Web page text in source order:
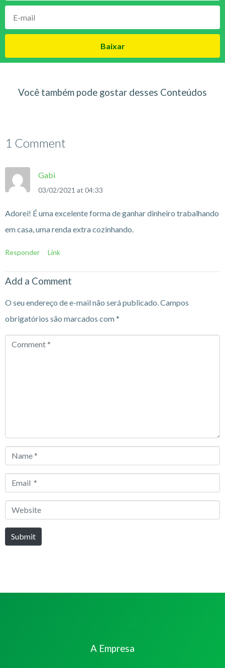
Baixar
Você também pode gostar desses Conteúdos
1 Comment
Gabi
03/02/2021 at 04:33
Adorei! É uma excelente forma de ganhar dinheiro trabalhando
em casa, uma renda extra cozinhando.
Responder Link
Add a Comment
O seu endereço de e-mail não será publicado.Campos
obrigatórios são marcados com*
Comment
Name
Email
Website
Submit
A Empresa